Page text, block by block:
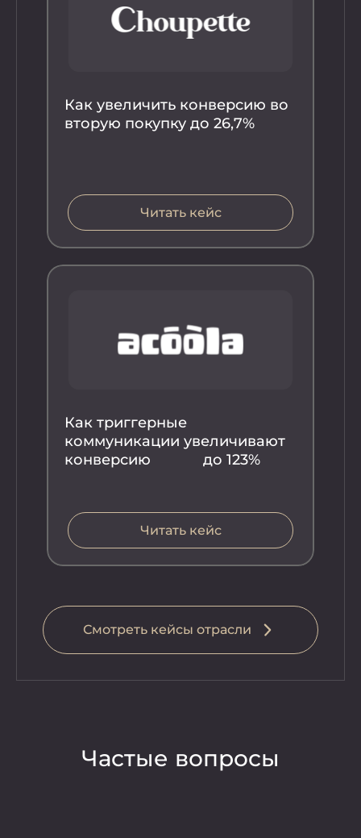
Как увеличить конверсию во
вторую покупку до 26,7%
Читать кейс
Как триггерные
коммуникации увеличивают
конверсию до 123%
Читать кейс
Смотреть кейсы отрасли
Частые вопросы